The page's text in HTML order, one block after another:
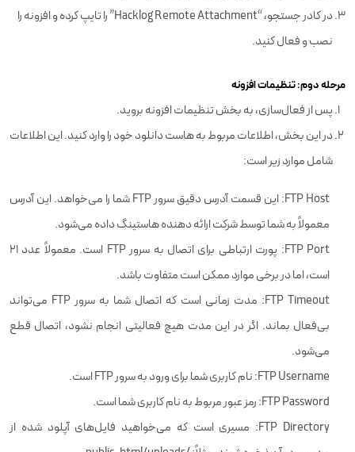
در کادر جستجو، “Hacklog Remote Attachment” را تایپ کرده و افزونه را
نصب و فعال کنید.
مرحله دوم:‌ تنظیمات افزونه
پس از فعال‌سازی، به بخش تنظیمات افزونه بروید.
در این بخش، اطلاعات مربوط به هاست دانلود خود را وارد کنید. این اطلاعات
شامل موارد زیر است:
FTP Host: این قسمت آدرس دقیق سرور FTP شما را می‌خواهد. این آدرس
معمولاً به شما توسط شرکت ارائه دهنده هاستینگ داده می‌شود.
FTP Port: پورت ارتباطی برای اتصال به سرور FTP است. معمولاً عدد ۲۱
است، اما در برخی موارد ممکن است متفاوت باشد.
FTP Timeout: مدت زمانی است که اتصال شما به سرور FTP می‌تواند
بی‌فعال بماند. اگر در این مدت هیچ فعالیتی انجام نشود، اتصال قطع
می‌شود.
FTP Username: نام کاربری شما برای ورود به سرور FTP است.
FTP Password: رمز عبور مربوط به نام کاربری شما است.
FTP Directory: مسیری است که می‌خواهید فایل‌های آپلود شده از